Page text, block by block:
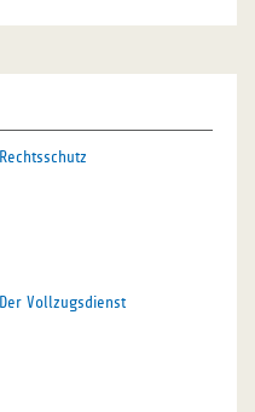
Rechtsschutz
Der Vollzugsdienst